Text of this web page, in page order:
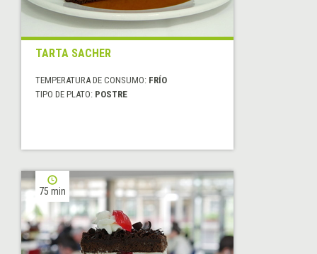
TARTA SACHER
TEMPERATURA DE CONSUMO: FRÍO
TIPO DE PLATO: POSTRE
75 min